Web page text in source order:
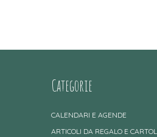
Categorie
CALENDARI E AGENDE
ARTICOLI DA REGALO E